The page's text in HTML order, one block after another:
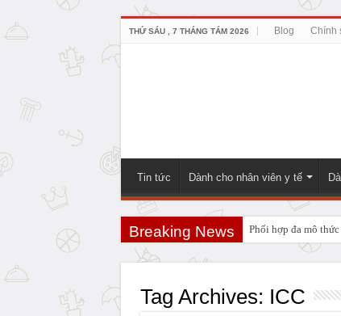
THỨ SÁU , 7 THÁNG TÁM 2026 Blog Chính
Tin tức Dành cho nhân viên y tế
Breaking News Phối hợp đa mô
PHẪU THUẬT
Tag Archives: ICC